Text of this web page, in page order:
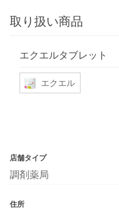
取り扱い商品
エクエルタブレット
エクエル
店舗タイプ
調剤薬局
住所